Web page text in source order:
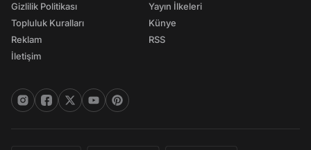
Gizlilik Politikası
Topluluk Kuralları
Reklam
İletişim
Yayın İlkeleri
Künye
RSS